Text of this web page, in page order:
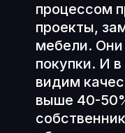
процессом
проекты,
мебели. Они
покупки. И
видим
выше 40-